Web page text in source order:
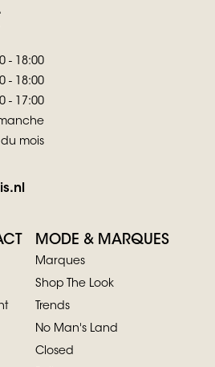
- 18:00
- 18:00
- 17:00
du mois
MODE & MARQUES
Marques
Shop The Look
Trends
No Man's Land
Closed